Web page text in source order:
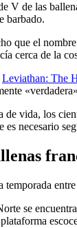
V de las
barbado.
que el
cerca de la
Leviathan: The
de vida, los
es necesario
temporada
se